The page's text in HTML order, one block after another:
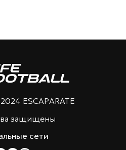
ESCAPARATE
защищены
сети